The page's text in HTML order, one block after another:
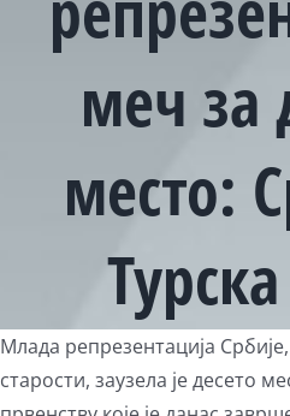
меч за
место:
View
Larger
Млада репрезентација
старости, заузела је десето